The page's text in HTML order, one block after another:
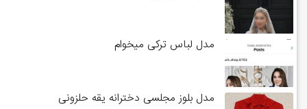
مدل لباس ترکی میخوام
مدل بلوز مجلسی دخترانه یقه حلزونی